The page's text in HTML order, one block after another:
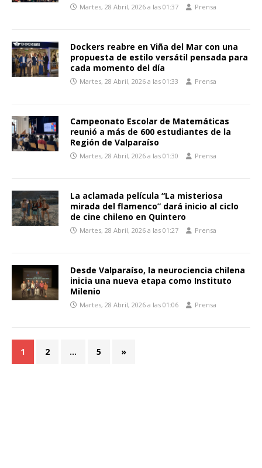
Martes, 28 Abril, 2026 a las 01:37 Prensa
Dockers reabre en Viña del Mar con una
propuesta de estilo versátil pensada para
cada momento del día
Martes, 28 Abril, 2026 a las 01:33 Prensa
Campeonato Escolar de Matemáticas
reunió a más de 600 estudiantes de la
Región de Valparaíso
Martes, 28 Abril, 2026 a las 01:30 Prensa
La aclamada película “La misteriosa
mirada del flamenco” dará inicio al ciclo
de cine chileno en Quintero
Martes, 28 Abril, 2026 a las 01:27 Prensa
Desde Valparaíso, la neurociencia chilena
inicia una nueva etapa como Instituto
Milenio
Martes, 28 Abril, 2026 a las 01:06 Prensa
1 2 … 5 »